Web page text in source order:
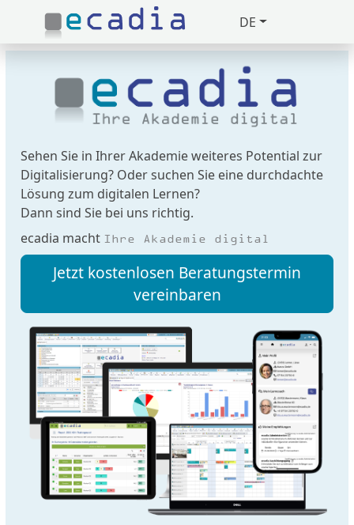
DE
Zuklappen
Loading
Loading
Loading
Loading
Sehen Sie in Ihrer Akademie weiteres Potential zur
Digitalisierung? Oder suchen Sie eine durchdachte
Lösung zum digitalen Lernen?
Dann sind Sie bei uns richtig.
ecadia macht Ihre Akademie digital
Jetzt kostenlosen Beratungstermin
vereinbaren